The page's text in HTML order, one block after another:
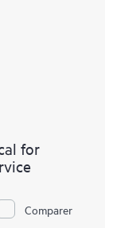
for
Comparer